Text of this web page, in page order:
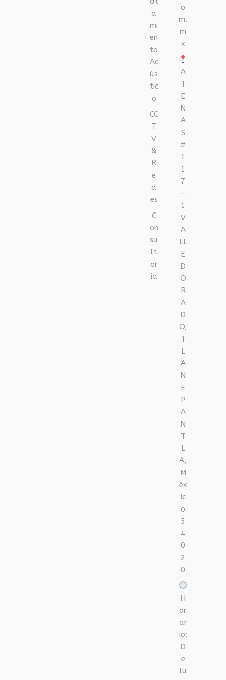
a
mi
en
to
Ac
ús
tic
o
CC
T
V
&
R
e
d
es
C
on
su
lt
or
ía
o
m.
m
x
A
T
E
N
A
S
#
1
1
7
–
1
V
A
LL
E
D
O
R
A
D
O,
T
L
A
N
E
P
A
N
T
L
A,
M
éx
ic
o
5
4
0
2
0
H
or
ar
io:
D
e
lu